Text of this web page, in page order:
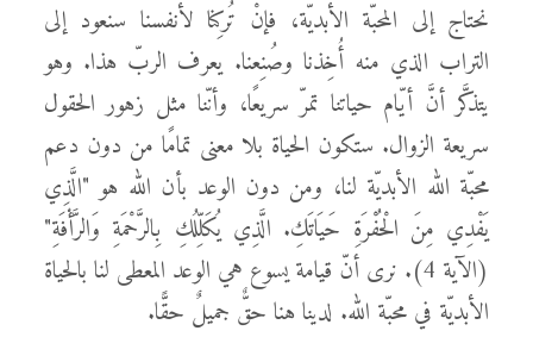
نحتاج إلى المحبّة الأبديّة، فإنْ تُركِنا لأنفسنا سنعود إلى
التراب الذي منه أُخِذنا وصُنِعنا. يعرف الربّ هذا. وهو
يتذكَّر أنَّ أيّام حياتنا تمرّ سريعًا، وأنّنا مثل زهور الحقول
سريعة الزوال. ستكون الحياة بلا معنى تمامًا من دون دعم
محبّة الله الأبديّة لنا، ومن دون الوعد بأن الله هو "الَّذِي
يَفْدِي مِنَ الْحُفْرَةِ حَيَاتَكِ. الَّذِي يُكَلِّلُكِ بِالرَّحْمَةِ وَالرَّأْفَةِ"
(الآية 4). نرى أنّ قيامة يسوع هي الوعد المعطى لنا بالحياة
الأبديّة في محبّة الله. لدينا هنا حقٌّ جميلٌ حقًّا.